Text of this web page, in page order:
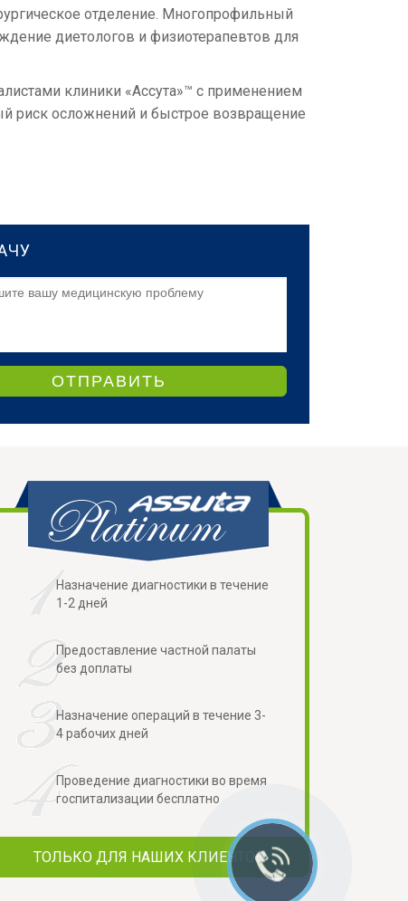
отделение. Многопрофильный
диетологов и физиотерапевтов для
клиники «Ассута»™ с применением
риск осложнений и быстрое возвращение
ОТПРАВИТЬ
Назначение диагностики в течение
1-2 дней
Предоставление частной палаты
без доплаты
Назначение операций в течение 3-
4 рабочих дней
Проведение диагностики во время
госпитализации бесплатно
ТОЛЬКО ДЛЯ НАШИХ КЛИЕНТОВ